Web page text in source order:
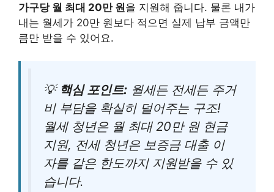
가구당 월 최대 20만 원을 지원해 줍니다. 물론 내가
내는 월세가 20만 원보다 적으면 실제 납부 금액만
큼만 받을 수 있어요.
💡 핵심 포인트: 월세든 전세든 주거
비 부담을 확실히 덜어주는 구조!
월세 청년은 월 최대 20만 원 현금
지원, 전세 청년은 보증금 대출 이
자를 같은 한도까지 지원받을 수 있
습니다.